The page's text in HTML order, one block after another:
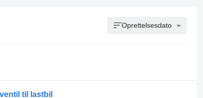
Oprettelsesdato
til lastbil